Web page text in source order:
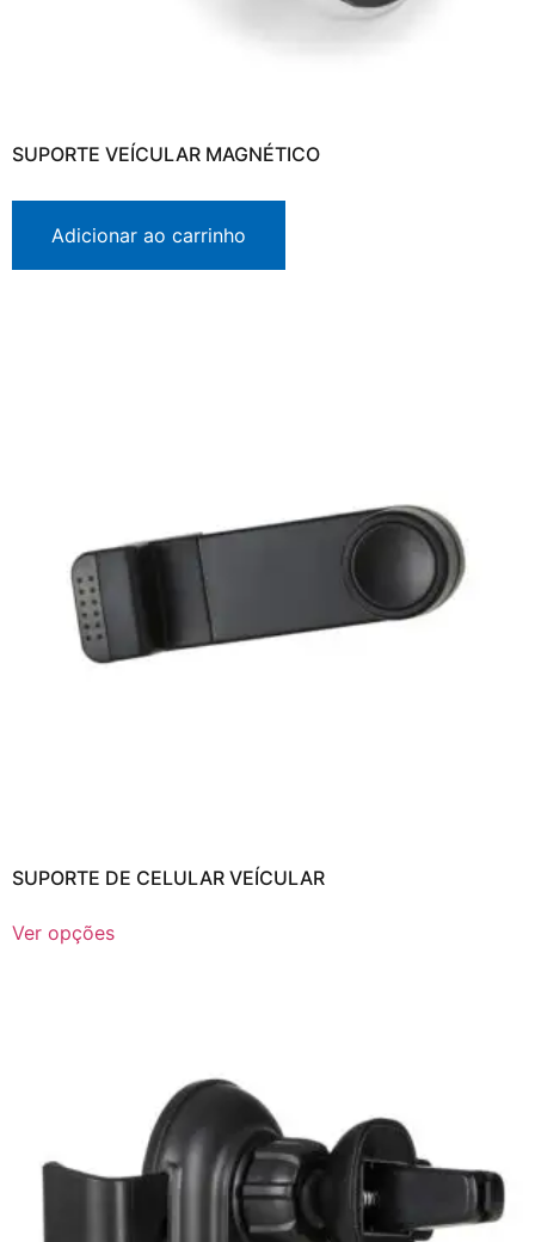
SUPORTE VEÍCULAR MAGNÉTICO
Adicionar ao carrinho
SUPORTE DE CELULAR VEÍCULAR
Ver opções